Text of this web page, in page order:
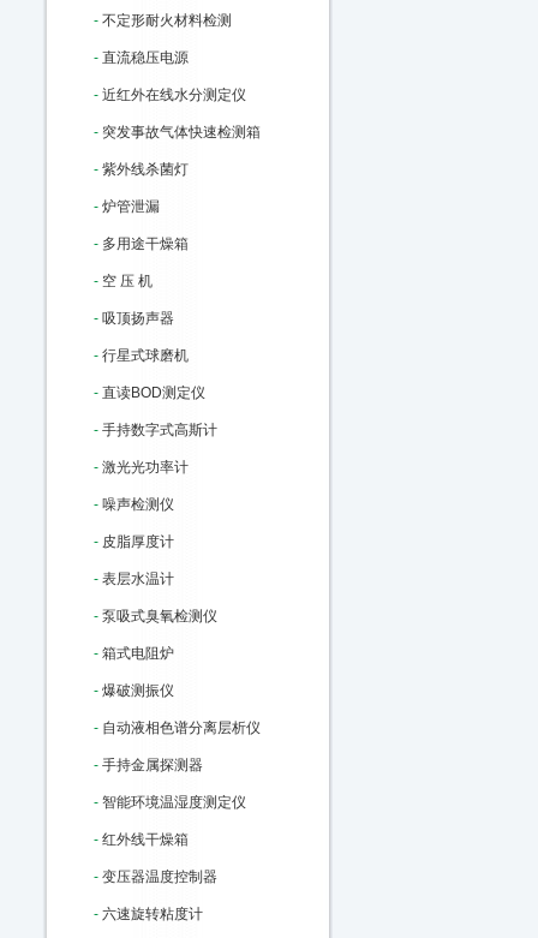
- 不定形耐火材料检测
- 直流稳压电源
- 近红外在线水分测定仪
- 突发事故气体快速检测箱
- 紫外线杀菌灯
- 炉管泄漏
- 多用途干燥箱
- 空 压 机
- 吸顶扬声器
- 行星式球磨机
- 直读BOD测定仪
- 手持数字式高斯计
- 激光光功率计
- 噪声检测仪
- 皮脂厚度计
- 表层水温计
- 泵吸式臭氧检测仪
- 箱式电阻炉
- 爆破测振仪
- 自动液相色谱分离层析仪
- 手持金属探测器
- 智能环境温湿度测定仪
- 红外线干燥箱
- 变压器温度控制器
- 六速旋转粘度计